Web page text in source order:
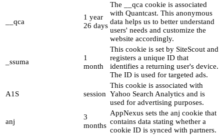
__qca
1 year
26 days
The __qca cookie is associated
with Quantcast. This anonymous
data helps us to better understand
users' needs and customize the
website accordingly.
_ssuma
1
month
This cookie is set by SiteScout and
registers a unique ID that
identifies a returning user's device.
The ID is used for targeted ads.
A1S session
This cookie is associated with
Yahoo Search Analytics and is
used for advertising purposes.
anj
3
months
AppNexus sets the anj cookie that
contains data stating whether a
cookie ID is synced with partners.